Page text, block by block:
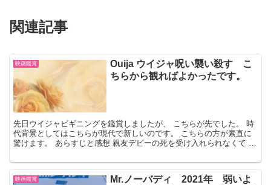
関連記事
映画鑑賞
Ouija ウイジャ呪い襲い殺す こ
ちらから観ればよかったです。
先日ウイジャビギニングを鑑賞しましたが、 こちらが先でした。 時
代背景としてはこちらが現代で新しいのです。 こちらの方が素直に
驚けます。 あらすじと感想 親友デビーの死を受け入れられなくて ウ
映画鑑賞
Mr.ノーバディ 2021年 弱いよ